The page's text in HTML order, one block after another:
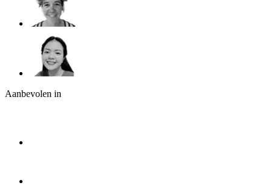
Aanbevolen in